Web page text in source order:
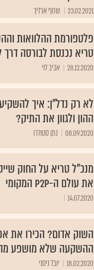
23.02.2021 שחף ארליך
פלטפורמת ההלוואות
טריא נכנסת לבורסה דרך
28.12.2020 אביב לוי
לא רק נדל"ן: איך
ההון ולגוון את התיק?
08.09.2020 נתן סטולרו
מנכ"ל טריא על החוק
את עולם ה-P2P המקומי
14.07.2020
השוק אדום? הכירו את
ההשקעה שלא מושפע
18.02.2020 יובל ניסני